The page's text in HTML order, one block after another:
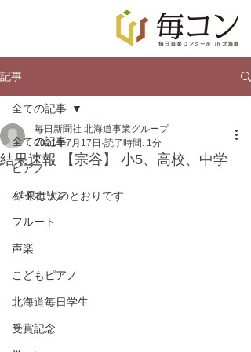
記事
全ての記事
ピアノ
バイオリン
フルート
声楽
こどもピアノ
北海道毎日学生
受賞記念
全ての記事
結果速報 【宗谷】 小5、高校、中学
毎日新聞社 北海道事業グループ
2021年7月17日 読了時間: 1分
結果は次のとおりです